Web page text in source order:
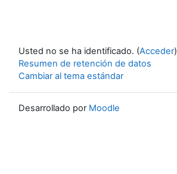
Usted no se ha identificado. (Acceder)
Resumen de retención de datos
Cambiar al tema estándar
Desarrollado por Moodle